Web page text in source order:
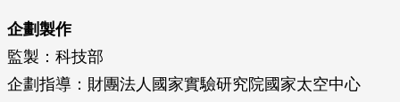
企劃製作
監製：科技部
企劃指導：財團法人國家實驗研究院國家太空中心